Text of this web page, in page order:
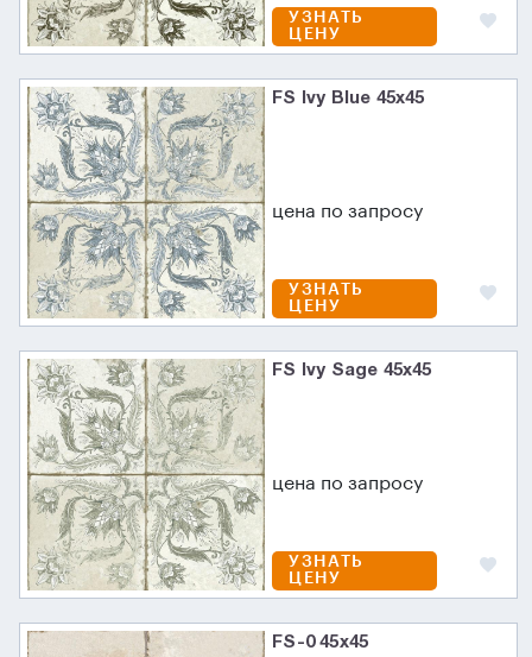
УЗНАТЬ
ЦЕНУ
FS Ivy Blue 45х45
цена по запросу
УЗНАТЬ
ЦЕНУ
FS Ivy Sage 45x45
цена по запросу
УЗНАТЬ
ЦЕНУ
FS-0 45x45